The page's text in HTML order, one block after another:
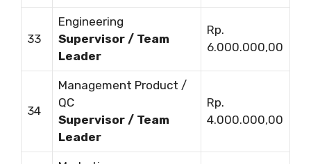
33
Engineering
Supervisor / Team
Leader
Rp.
6.000.000,00
34
Management Product /
QC
Supervisor / Team
Leader
Rp.
4.000.000,00